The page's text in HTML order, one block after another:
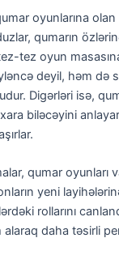
oyunlarına
qumarın
tez oyun
deyil, həm də
Digərləri isə,
biləcəyini
qumar oyunları
yeni
rollarını
alaraq daha təsirli